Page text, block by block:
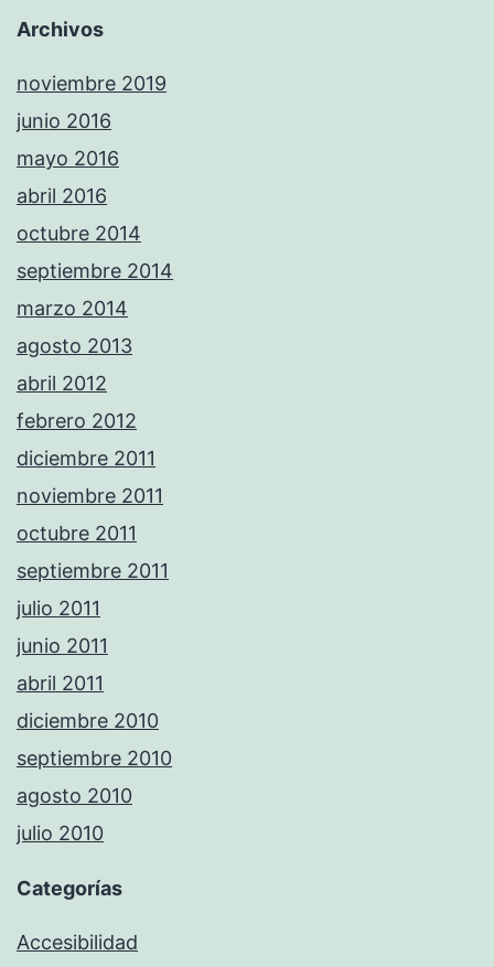
Archivos
noviembre 2019
junio 2016
mayo 2016
abril 2016
octubre 2014
septiembre 2014
marzo 2014
agosto 2013
abril 2012
febrero 2012
diciembre 2011
noviembre 2011
octubre 2011
septiembre 2011
julio 2011
junio 2011
abril 2011
diciembre 2010
septiembre 2010
agosto 2010
julio 2010
Categorías
Accesibilidad